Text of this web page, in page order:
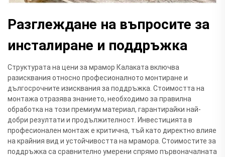
Разглеждане на въпросите за
инсталиране и поддръжка
Структурата на цени за мрамор Калаката включва
разисквания относно професионалното монтиране и
дългосрочните изисквания за поддръжка. Стоимостта на
монтажа отразява знанието, необходимо за правилна
обработка на този премиум материал, гарантирайки най-
добри резултати и продължителност. Инвестицията в
професионален монтаж е критична, тъй като директно влияе
на крайния вид и устойчивостта на мрамора. Стоимостите за
поддръжка са сравнително умерени спрямо първоначалната